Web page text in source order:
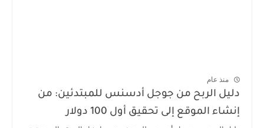
منذ عام
دليل الربح من جوجل أدسنس للمبتدئين: من
إنشاء الموقع إلى تحقيق أول 100 دولار